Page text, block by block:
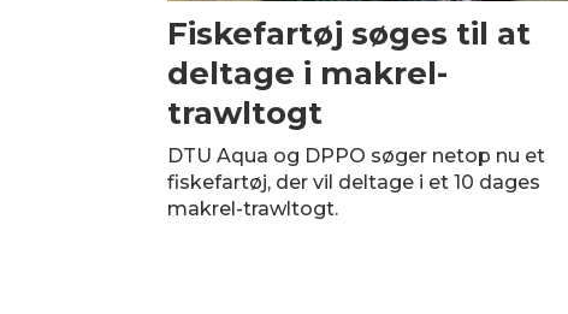
Fiskefartøj søges til at
deltage i makrel-
trawltogt
DTU Aqua og DPPO søger netop nu et
fiskefartøj, der vil deltage i et 10 dages
makrel-trawltogt.